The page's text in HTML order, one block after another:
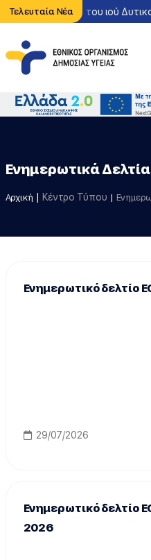
Τελευταία Νέα
κυκλοφορία του ιού Δυτικού
Ενημερωτικά Δελτία
Αρχική Κέντρο Τύπου
Ενημερωτικό δελτίο
29/07/2026
Ενημερωτικό δελτίο
2026